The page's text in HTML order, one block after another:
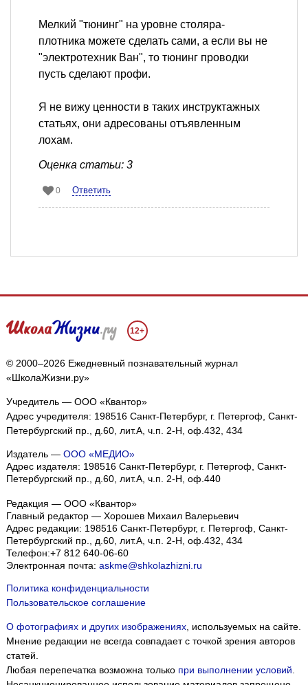
Мелкий "тюнинг" на уровне столяра-
плотника можете сделать сами, а если вы не
"электротехник Ван", то тюнинг проводки
пусть сделают профи.
Я не вижу ценности в таких инструктажных
статьях, они адресованы отъявленным
лохам.
Оценка статьи: 3
0 Ответить
12+
© 2000–2026 Ежедневный познавательный журнал
«ШколаЖизни.ру»
Учредитель — ООО «Квантор»
Адрес учредителя: 198516 Санкт-Петербург, г. Петергоф, Санкт-
Петербургский пр., д.60, лит.А, ч.п. 2-Н, оф.432, 434
Издатель — ООО «МЕДИО»
Адрес издателя: 198516 Санкт-Петербург, г. Петергоф, Санкт-
Петербургский пр., д.60, лит.А, ч.п. 2-Н, оф.440
Редакция — ООО «Квантор»
Главный редактор — Хорошев Михаил Валерьевич
Адрес редакции: 198516 Санкт-Петербург, г. Петергоф Санкт-
Петербургский пр., д.60, лит.А, ч.п. 2-Н, оф.432, 434
Телефон:+7 812 640-06-60
Электронная почта: askme@shkolazhizni.ru
Политика конфиденциальности
Пользовательское соглашение
О фотографиях и других изображениях, используемых на сайте.
Мнение редакции не всегда совпадает с точкой зрения авторов
статей.
Любая перепечатка возможна только при выполнении условий